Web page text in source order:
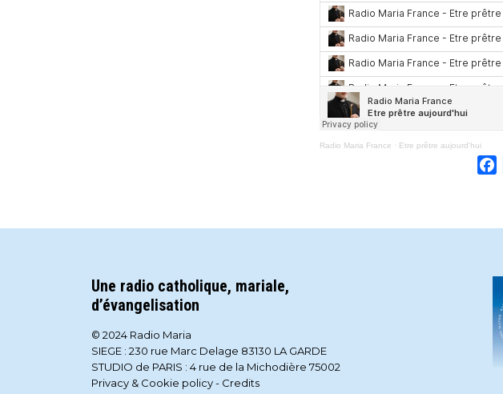
Radio Maria France · Etre prêtre aujourd'hui
Une radio catholique, mariale,
d’évangelisation
© 2024 Radio Maria
SIEGE : 230 rue Marc Delage 83130 LA GARDE
STUDIO de PARIS : 4 rue de la Michodière 75002
Privacy & Cookie policy- Credits